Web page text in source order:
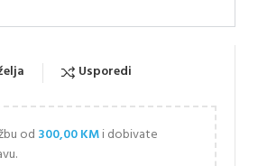
Usporedi
od 300,00KMi dobivate